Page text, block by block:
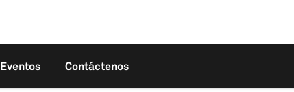
Eventos Contáctenos